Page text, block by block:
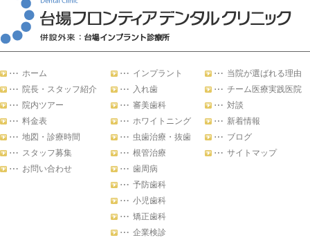
ホーム
院長・スタッフ紹介
院内ツアー
料金表
地図・診療時間
スタッフ募集
お問い合わせ
インプラント
入れ歯
審美歯科
ホワイトニング
虫歯治療・抜歯
根管治療
歯周病
予防歯科
小児歯科
矯正歯科
企業検診
当院が選ばれる理由
チーム医療実践医院
対談
新着情報
ブログ
サイトマップ